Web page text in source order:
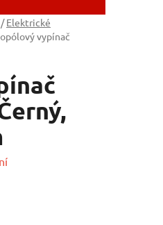
/ Elektrické
vypínač